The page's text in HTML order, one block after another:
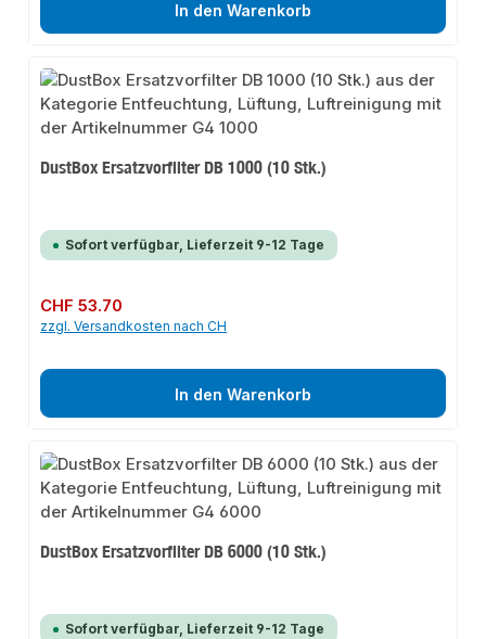
In den Warenkorb
DustBox Ersatzvorfilter DB 1000 (10 Stk.)
Sofort verfügbar, Lieferzeit 9-12 Tage
Regulärer Preis:
CHF 53.70
zzgl. Versandkosten nach CH
In den Warenkorb
DustBox Ersatzvorfilter DB 6000 (10 Stk.)
Sofort verfügbar, Lieferzeit 9-12 Tage